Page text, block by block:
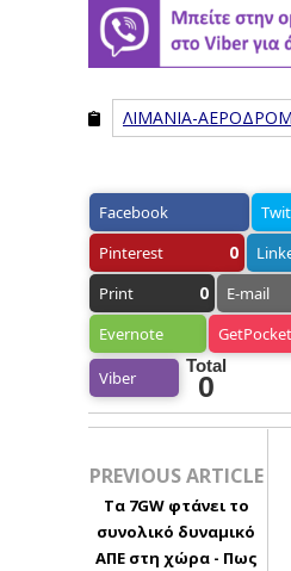
ΛΙΜΑΝΙΑ-
Facebook
Pinterest
0
Print 0 E-mail
Evernote GetPocket
Viber
Total
0
PREVIOUS ARTICLE
Τα 7GW φτάνει το
συνολικό δυναμικό
ΑΠΕ στη χώρα - Πως